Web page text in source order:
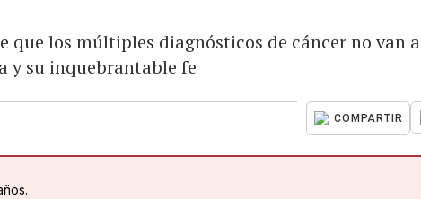
que los múltiples diagnósticos de cáncer no van a
y su inquebrantable fe
COMPARTIR